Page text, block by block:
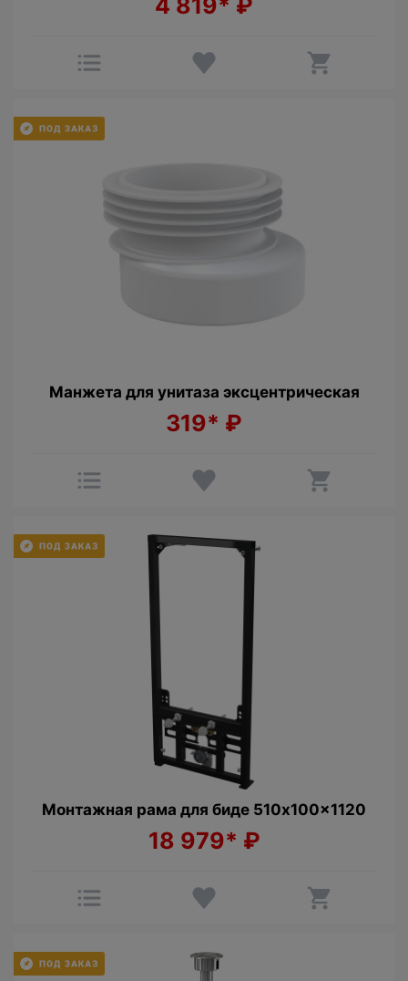
4 819* ₽
Манжета для унитаза эксцентрическая
319* ₽
Монтажная рама для биде 510x100x1120
18 979* ₽